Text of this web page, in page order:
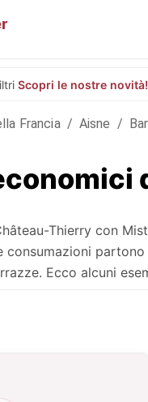
Scopri le nostre novità!
Francia / Aisne /
Thierry con
consumazioni
Ecco alcuni